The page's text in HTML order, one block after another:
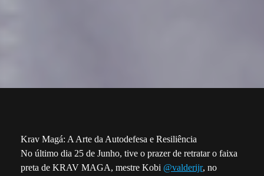
Krav Magá: A Arte da Autodefesa e Resiliência
No último dia 25 de Junho, tive o prazer de retratar o faixa
preta de KRAV MAGA, mestre Kobi @valderijr, no